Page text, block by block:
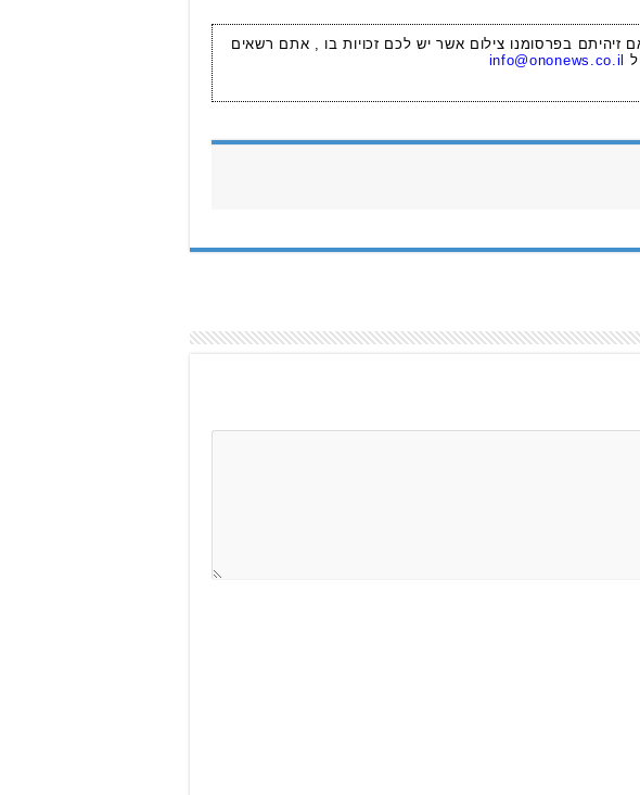
זיהיתם בפרסומנו צילום אשר יש לכם זכויות בו , אתם רשאים
info@ononews.co.il